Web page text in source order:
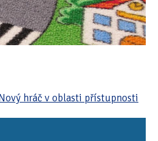
hráč v oblasti přístupnosti